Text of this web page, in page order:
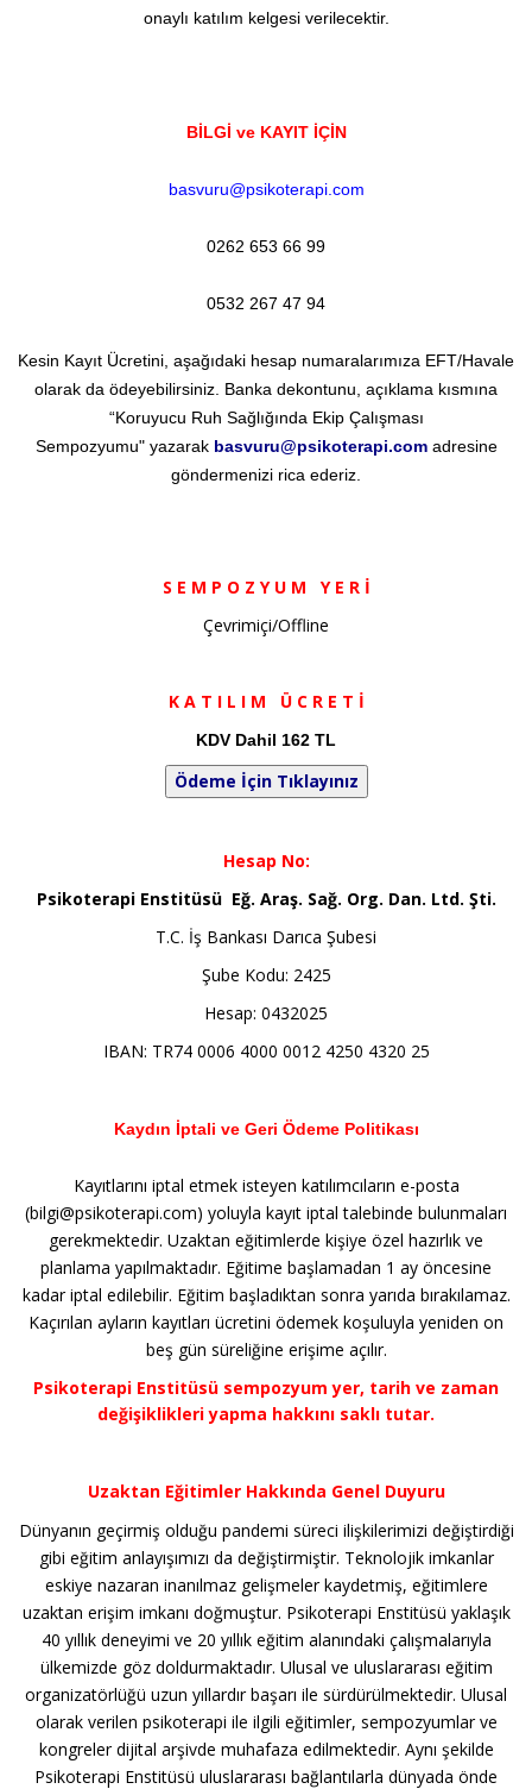
onaylı katılım kelgesi verilecektir.
BİLGİ ve KAYIT İÇİN
basvuru@psikoterapi.com
0262 653 66 99
0532 267 47 94
Kesin Kayıt Ücretini, aşağıdaki hesap numaralarımıza EFT/Havale
olarak da ödeyebilirsiniz. Banka dekontunu, açıklama kısmına
“Koruyucu Ruh Sağlığında Ekip Çalışması
Sempozyumu"yazarak basvuru@psikoterapi.comadresine
göndermenizi rica ederiz.
S E M P O Z Y U M Y E R İ
Çevrimiçi/Offline
K A T I L I M Ü C R E T İ
KDV Dahil 162 TL
Hesap No:
Psikoterapi Enstitüsü Eğ. Araş. Sağ. Org. Dan. Ltd. Şti.
T.C. İş Bankası Darıca Şubesi
Şube Kodu: 2425
Hesap: 0432025
IBAN: TR74 0006 4000 0012 4250 4320 25
Kaydın İptali ve Geri Ödeme Politikası
Kayıtlarını iptal etmek isteyen katılımcıların e-posta
(bilgi@psikoterapi.com) yoluyla kayıt iptal talebinde bulunmaları
gerekmektedir. Uzaktan eğitimlerde kişiye özel hazırlık ve
planlama yapılmaktadır. Eğitime başlamadan 1 ay öncesine
kadar iptal edilebilir. Eğitim başladıktan sonra yarıda bırakılamaz.
Kaçırılan ayların kayıtları ücretini ödemek koşuluyla yeniden on
beş gün süreliğine erişime açılır.
Psikoterapi Enstitüsü sempozyum yer, tarih ve zaman
değişiklikleri yapma hakkını saklı tutar.
Uzaktan Eğitimler Hakkında Genel Duyuru
Dünyanın geçirmiş olduğu pandemi süreci ilişkilerimizi değiştirdiği
gibi eğitim anlayışımızı da değiştirmiştir. Teknolojik imkanlar
eskiye nazaran inanılmaz gelişmeler kaydetmiş, eğitimlere
uzaktan erişim imkanı doğmuştur. Psikoterapi Enstitüsü yaklaşık
40 yıllık deneyimi ve 20 yıllık eğitim alanındaki çalışmalarıyla
ülkemizde göz doldurmaktadır. Ulusal ve uluslararası eğitim
organizatörlüğü uzun yıllardır başarı ile sürdürülmektedir. Ulusal
olarak verilen psikoterapi ile ilgili eğitimler, sempozyumlar ve
kongreler dijital arşivde muhafaza edilmektedir. Aynı şekilde
Psikoterapi Enstitüsü uluslararası bağlantılarla dünyada önde